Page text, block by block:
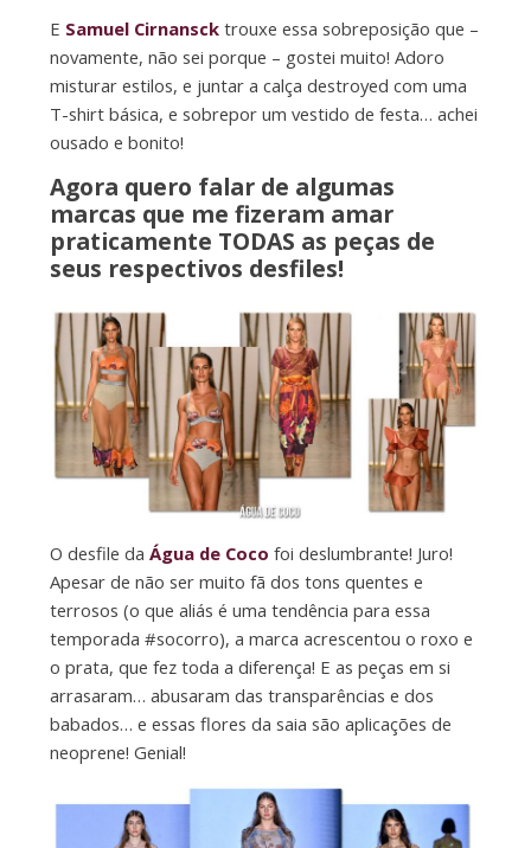
E Samuel Cirnanscktrouxe essa sobreposição que –
novamente, não sei porque – gostei muito! Adoro
misturar estilos, e juntar a calça destroyed com uma
T-shirt básica, e sobrepor um vestido de festa… achei
ousado e bonito!
Agora quero falar de algumas
marcas que me fizeram amar
praticamente TODAS as peças de
seus respectivos desfiles!
O desfile da Água de Coco foi deslumbrante! Juro!
Apesar de não ser muito fã dos tons quentes e
terrosos (o que aliás é uma tendência para essa
temporada #socorro), a marca acrescentou o roxo e
o prata, que fez toda a diferença! E as peças em si
arrasaram… abusaram das transparências e dos
babados… e essas flores da saia são aplicações de
neoprene! Genial!